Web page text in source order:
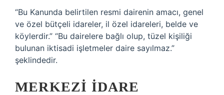
“Bu Kanunda belirtilen resmi dairenin amacı, genel
ve özel bütçeli idareler, il özel idareleri, belde ve
köylerdir.” “Bu dairelere bağlı olup, tüzel kişiliği
bulunan iktisadi işletmeler daire sayılmaz.”
şeklindedir.
MERKEZI IDARE